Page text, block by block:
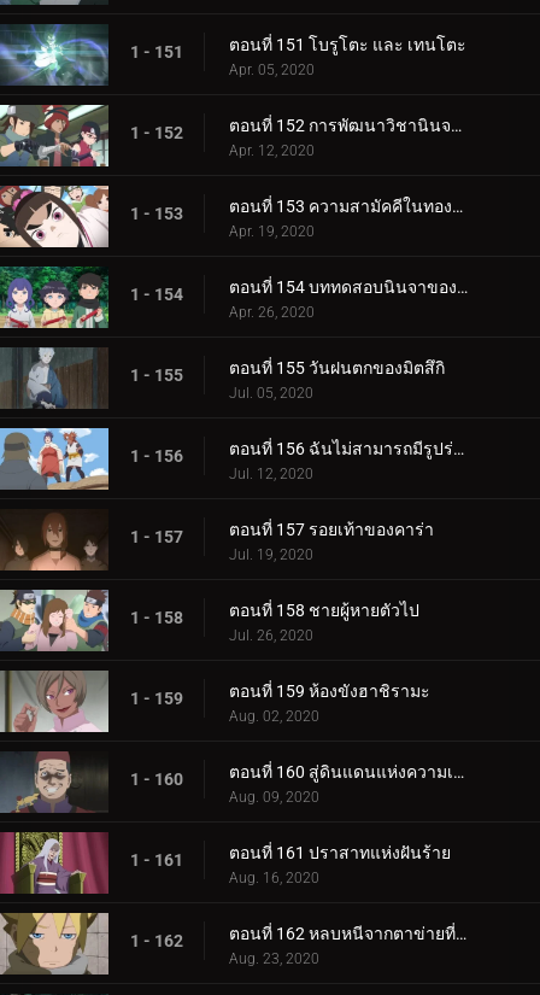
1 - 151 ตอนที่ 151 โบรูโตะ และ เทนโตะ
Apr. 05, 2020
1 - 152 ตอนที่ 152 การพัฒนาวิชานินจาทางการแพทย์
Apr. 12, 2020
1 - 153 ตอนที่ 153 ความสามัคคีในทองคำ
Apr. 19, 2020
1 - 154 ตอนที่ 154 บททดสอบนินจาของฮิมาวาริ!!
Apr. 26, 2020
1 - 155 ตอนที่ 155 วันฝนตกของมิตสึกิ
Jul. 05, 2020
1 - 156 ตอนที่ 156 ฉันไม่สามารถมีรูปร่างผอมเพรียวได้
Jul. 12, 2020
1 - 157 ตอนที่ 157 รอยเท้าของคาร่า
Jul. 19, 2020
1 - 158 ตอนที่ 158 ชายผู้หายตัวไป
Jul. 26, 2020
1 - 159 ตอนที่ 159 ห้องขังฮาชิรามะ
Aug. 02, 2020
1 - 160 ตอนที่ 160 สู่ดินแดนแห่งความเงียบงัน
Aug. 09, 2020
1 - 161 ตอนที่ 161 ปราสาทแห่งฝันร้าย
Aug. 16, 2020
1 - 162 ตอนที่ 162 หลบหนีจากตาข่ายที่กระชับ
Aug. 23, 2020